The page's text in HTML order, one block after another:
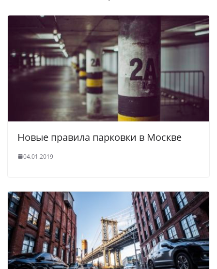
Новые правила парковки в Москве
04.01.2019